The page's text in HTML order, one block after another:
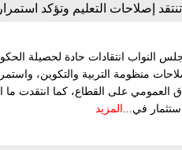
إصلاحات التعليم وتؤكد
النواب انتقادات حادة لحصيلة
منظومة التربية والتكوين،
العمومي على القطاع، كما انتقدت
في...
المزيد